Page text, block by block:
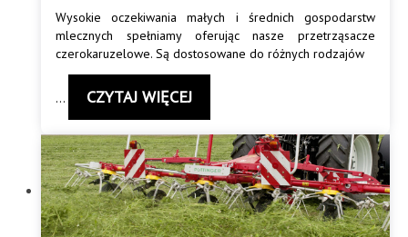
Wysokie oczekiwania małych i średnich gospodarstw
mlecznych spełniamy oferując nasze przetrząsacze
czerokaruzelowe. Są dostosowane do różnych rodzajów
… CZYTAJ WIĘCEJ